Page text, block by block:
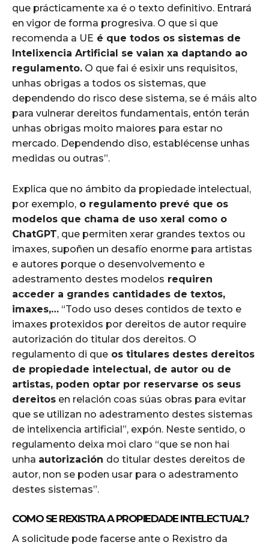
que prácticamente xa é o texto definitivo. Entrará
en vigor de forma progresiva. O que si que
recomenda a UE é que todos os sistemas de
Intelixencia Artificial se vaian xa daptando ao
regulamento. O que fai é esixir uns requisitos,
unhas obrigas a todos os sistemas, que
dependendo do risco dese sistema, se é máis alto
para vulnerar dereitos fundamentais, entón terán
unhas obrigas moito maiores para estar no
mercado. Dependendo diso, establécense unhas
medidas ou outras”.
Explica que no ámbito da propiedade intelectual,
por exemplo, o regulamento prevé que os
modelos que chama de uso xeral como o
ChatGPT, que permiten xerar grandes textos ou
imaxes, supoñen un desafío enorme para artistas
e autores porque o desenvolvemento e
adestramento destes modelos requiren
acceder a grandes cantidades de textos,
imaxes,… “Todo uso deses contidos de texto e
imaxes protexidos por dereitos de autor require
autorización do titular dos dereitos. O
regulamento di que os titulares destes dereitos
de propiedade intelectual, de autor ou de
artistas, poden optar por reservarse os seus
dereitos en relación coas súas obras para evitar
que se utilizan no adestramento destes sistemas
de intelixencia artificial”, expón. Neste sentido, o
regulamento deixa moi claro “que se non hai
unha autorización do titular destes dereitos de
autor, non se poden usar para o adestramento
destes sistemas”.
COMO SE REXISTRA A PROPIEDADE INTELECTUAL?
A solicitude pode facerse ante o Rexistro da